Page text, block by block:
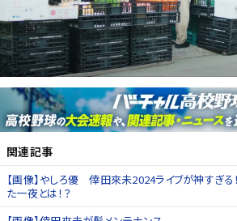
関連記事
【画像】やしろ優 倖田來未2024ライブが神すぎ
た一夜とは！？